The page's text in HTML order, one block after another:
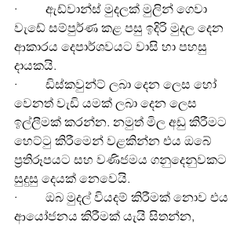
·         ඇඩ්වාන්ස් මුදලක් මුලින් ගෙවා
වැඩේ සම්පුර්ණ කළ පසු ඉදිරි මුදල දෙන
ආකාරය දෙපාර්ශවයට වාසි හා පහසු
දායකයි.
·         ඩිස්කවුන්ට් ලබා දෙන ලෙස හෝ
වෙනත් වැඩි යමක් ලබා දෙන ලෙස
ඉල්ලීමක් කරන්න. නමුත් මිල අඩු කිරීමට
හෙට්ටු කිරීමෙන් වළකින්න එය ඔබේ
ප්‍රතිරූපයට සහ වණිජමය ගනුදෙනුවකට
සුදුසු දෙයක් නෙවෙයි.
·         ඔබ මුදල් වියදම් කිරීමක් නොව එය
ආයෝජනය කිරීමක් යැයි සිතන්න,